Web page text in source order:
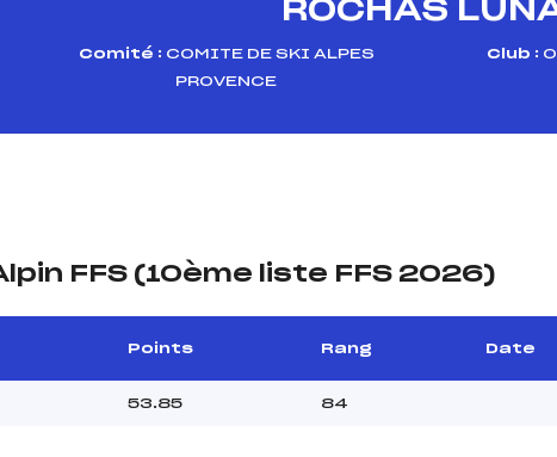
ROCHAS
Comité : COMITE DE SKI ALPES
PROVENCE
Club :
FFS (10ème liste FFS 2026)
Points Rang Date
53.85 84